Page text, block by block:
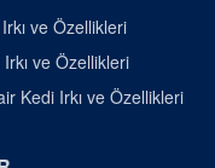
ve Özellikleri
ve Özellikleri
Kedi Irkı ve Özellikleri